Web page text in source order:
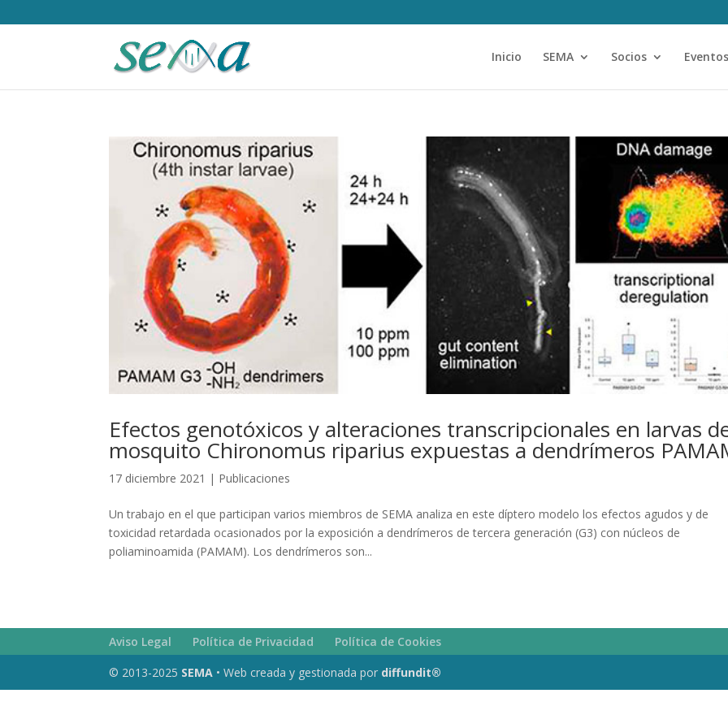
Inicio SEMA Socios Eventos
Efectos genotóxicos y alteraciones transcripcionales en larvas
mosquito Chironomus riparius expuestas a dendrímeros
17 diciembre 2021 | Publicaciones
Un trabajo en el que participan varios miembros de SEMA analiza en este díptero modelo los efectos agudos y de
toxicidad retardada ocasionados por la exposición a dendrímeros de tercera generación (G3) con núcleos de
poliaminoamida (PAMAM). Los dendrímeros son...
Aviso Legal Política de Privacidad
Política de Cookies
© 2013-2025 SEMA • Web creada y gestionada por diffundit®